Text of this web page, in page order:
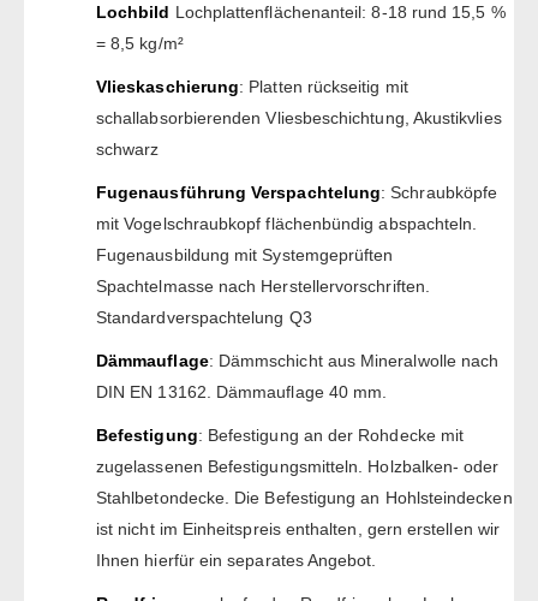
Lochbild Lochplattenflächenanteil: 8-18 rund 15,5 %
= 8,5 kg/m²
Vlieskaschierung: Platten rückseitig mit
schallabsorbierenden Vliesbeschichtung, Akustikvlies
schwarz
Fugenausführung Verspachtelung: Schraubköpfe
mit Vogelschraubkopf flächenbündig abspachteln.
Fugenausbildung mit Systemgeprüften
Spachtelmasse nach Herstellervorschriften.
Standardverspachtelung Q3
Dämmauflage: Dämmschicht aus Mineralwolle nach
DIN EN 13162. Dämmauflage 40 mm.
Befestigung: Befestigung an der Rohdecke mit
zugelassenen Befestigungsmitteln. Holzbalken- oder
Stahlbetondecke. Die Befestigung an Hohlsteindecken
ist nicht im Einheitspreis enthalten, gern erstellen wir
Ihnen hierfür ein separates Angebot.